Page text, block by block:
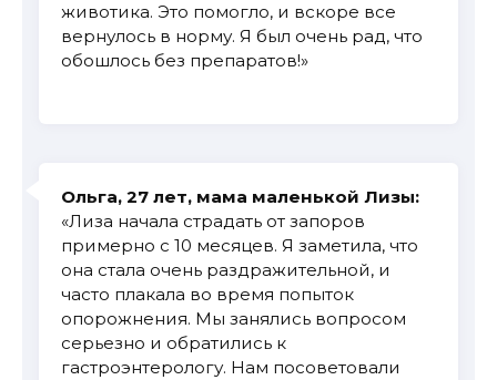
животика. Это помогло, и вскоре все
вернулось в норму. Я был очень рад, что
обошлось без препаратов!»
Ольга, 27 лет, мама маленькой Лизы:
«Лиза начала страдать от запоров
примерно с 10 месяцев. Я заметила, что
она стала очень раздражительной, и
часто плакала во время попыток
опорожнения. Мы занялись вопросом
серьезно и обратились к
гастроэнтерологу. Нам посоветовали